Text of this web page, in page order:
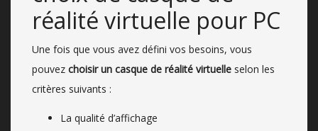
réalité virtuelle pour PC
Une fois que vous avez défini vos besoins, vous
pouvez choisir un casque de réalité virtuelle selon les
critères suivants :
La qualité d’affichage